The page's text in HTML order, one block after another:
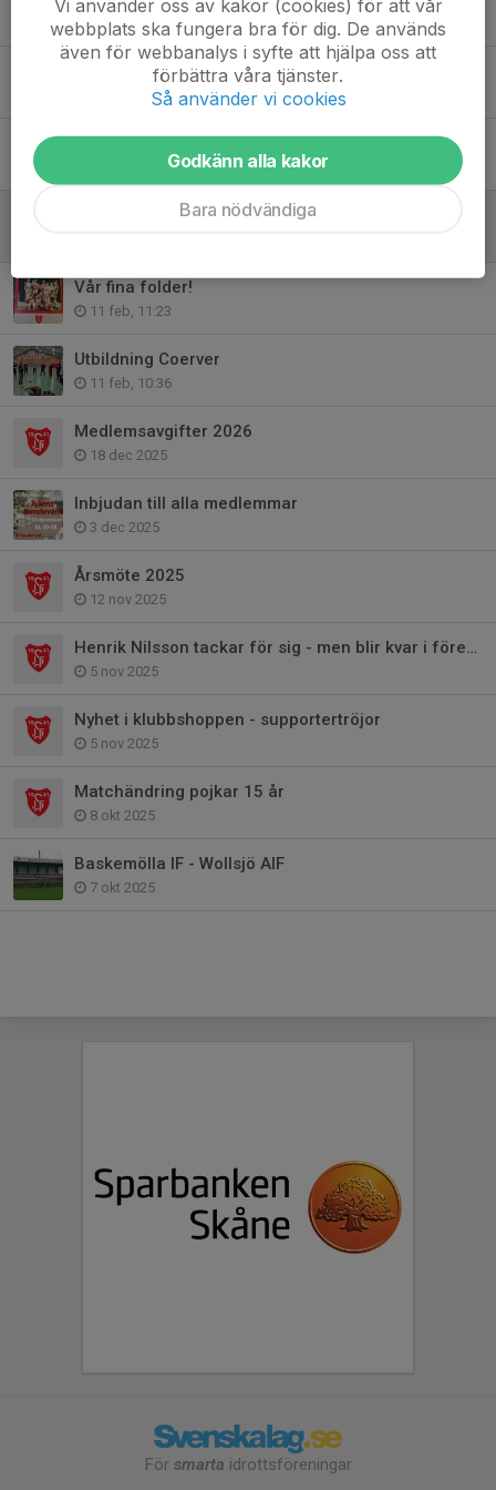
20 maj, 20:44
Spjutstorps IF 85års jubileum!
29 apr, 22:00
SOMMARLÄGER SPJUTSTORPS IF 2026
Uppstart av Juniorlag och U-lag 2026
Vår fina folder!
11 feb, 11:23
Utbildning Coerver
11 feb, 10:36
Medlemsavgifter 2026
18 dec 2025
Inbjudan till alla medlemmar
3 dec 2025
Årsmöte 2025
12 nov 2025
Henrik Nilsson tackar för sig - men blir kvar i föreningen
5 nov 2025
Nyhet i klubbshoppen - supportertröjor
5 nov 2025
Matchändring pojkar 15 år
8 okt 2025
Baskemölla IF - Wollsjö AIF
7 okt 2025
För smarta idrottsföreningar
Vi använder oss av kakor (cookies) för att vår
webbplats ska fungera bra för dig. De används
även för webbanalys i syfte att hjälpa oss att
förbättra våra tjänster.
Så använder vi cookies
Godkänn alla kakor
Bara nödvändiga